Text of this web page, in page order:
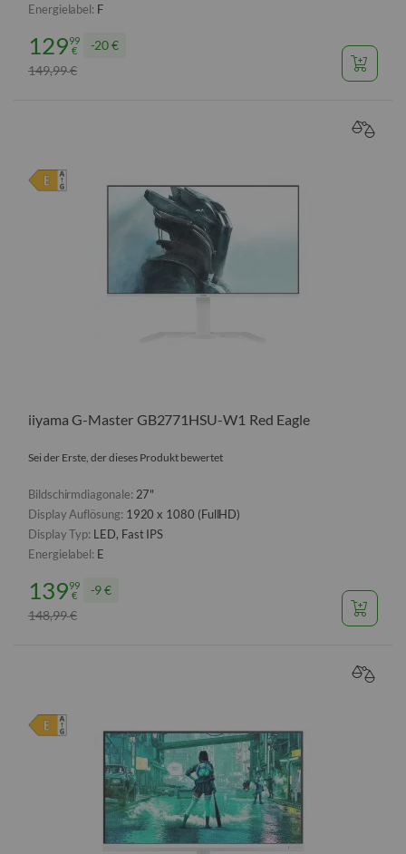
Energielabel: F
12999
€
20 €
149,99€
iiyama G-Master GB2771HSU-W1 Red Eagle
Sei der Erste, der dieses Produkt bewertet
Bildschirmdiagonale: 27"
Display Auflösung: 1920 x 1080 (FullHD)
Display Typ: LED, Fast IPS
Energielabel: E
13999
€
9 €
148,99€